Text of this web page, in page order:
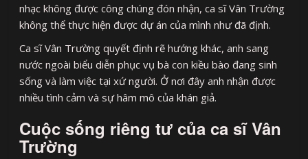
nhạc không được công chúng đón nhận, ca sĩ Vân Trường
không thể thực hiện được dự án của mình như đã định.
Ca sĩ Vân Trường quyết định rẽ hướng khác, anh sang
nước ngoài biểu diễn phục vụ bà con kiều bào đang sinh
sống và làm việc tại xứ người. Ở nơi đây anh nhận được
nhiều tình cảm và sự hâm mô của khán giả.
Cuộc sống riêng tư của ca sĩ Vân
Trường